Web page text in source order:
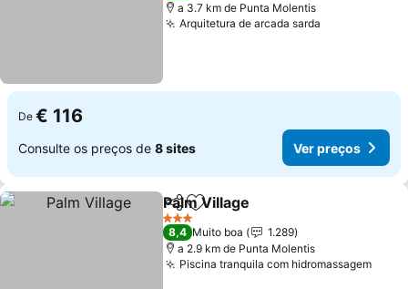
a 3.7 km de Punta Molentis
Arquitetura de arcada sarda
De € 116
Consulte os preços de 8 sites Ver preços
PartilharAdicionar aos favoritos
Palm Village
3 Estrelas
8,4 Muito boa
1.289
a 2.9 km de Punta Molentis
Piscina tranquila com hidromassagemVer